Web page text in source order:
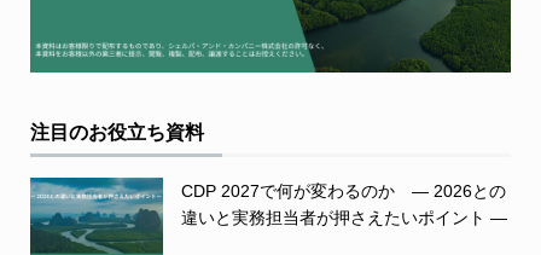
注目のお役立ち資料
CDP 2027で何が変わるのか ― 2026との
違いと実務担当者が押さえたいポイント ―